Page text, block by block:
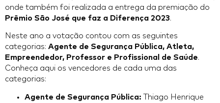
onde também foi realizada a entrega da premiação do
Prêmio São José que faz a Diferença 2023.
Neste ano a votação contou com as seguintes
categorias: Agente de Segurança Pública, Atleta,
Empreendedor, Professor e Profissional de Saúde.
Conheça aqui os vencedores de cada uma das
categorias:
Agente de Segurança Pública: Thiago Henrique